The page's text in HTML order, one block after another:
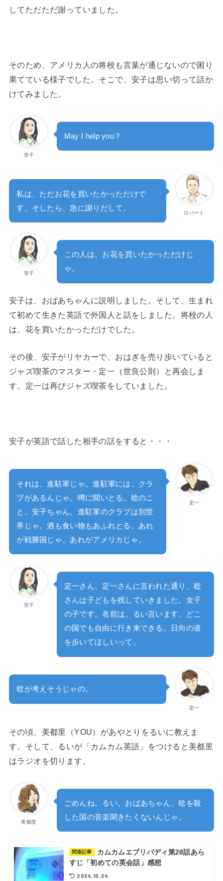
してただただ謝っていました。
そのため、アメリカ人の将校も言葉が通じないので困り
果てている様子でした。そこで、安子は思い切って話か
けてみました。
安子
May I help you？
ロバート
私は、ただお花を買いたかっただけで
す。そしたら、急に謝りだして。
安子
この人は、お花を買いたかっただけじ
ゃ。
安子は、おばあちゃんに説明しました。そして、生まれ
て初めて生きた英語で外国人と話をしました。将校の人
は、花を買いたかっただけでした。
その後、安子がリヤカーで、おはぎを売り歩いていると
ジャズ喫茶のマスター・定一（世良公則）と再会しま
す。定一は再びジャズ喫茶をしていました。
安子が英語で話した相手の話をすると・・・
定一
それは、進駐軍じゃ。進駐軍には、クラ
ブがあるんじゃ。噂に聞いとる。稔のこ
と。安子ちゃん、進駐軍のクラブは別世
界じゃ。酒も食い物もあふれとる。あれ
が戦勝国じゃ。あれがアメリカじゃ。
安子
定一さん、定一さんに言われた通り、稔
さんは子どもを残していきました。女子
の子です。名前は、るい言います。どこ
の国でも自由に行き来できる。日向の道
を歩いてほしいって。
定一
稔が考えそうじゃの。
その頃、美都里（YOU）があやとりをるいに教えま
す。そして、るいが「カムカム英語」をつけると美都里
はラジオを切ります。
美都里
ごめんね。るい。おばあちゃん、稔を殺
した国の音楽聞きたくないんじゃ。
関連記事
カムカムエブリバディ第28話あら
すじ「初めての英会話」感想
2024.10.24